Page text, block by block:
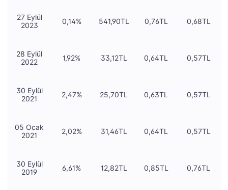
27 Eylül
2023
0,14% 541,90TL 0,76TL 0,68TL
28 Eylül
2022
1,92% 33,12TL 0,64TL 0,57TL
30 Eylül
2021
2,47% 25,70TL 0,63TL 0,57TL
05 Ocak
2021
2,02% 31,46TL 0,64TL 0,57TL
30 Eylül
2019
6,61% 12,82TL 0,85TL 0,76TL